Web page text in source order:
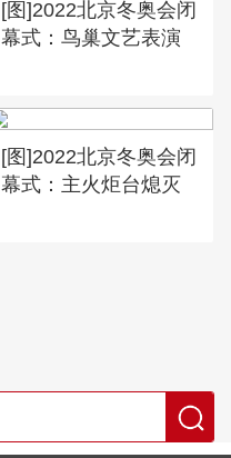
[图]2022北京冬奥会闭
幕式：鸟巢文艺表演
[图]2022北京冬奥会闭
幕式：主火炬台熄灭